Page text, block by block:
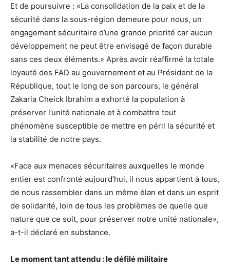
Et de poursuivre : «La consolidation de la paix et de la
sécurité dans la sous-région demeure pour nous, un
engagement sécuritaire d’une grande priorité car aucun
développement ne peut être envisagé de façon durable
sans ces deux éléments.» Après avoir réaffirmé la totale
loyauté des FAD au gouvernement et au Président de la
République, tout le long de son parcours, le général
Zakaria Cheick Ibrahim a exhorté la population à
préserver l’unité nationale et à combattre tout
phénomène susceptible de mettre en péril la sécurité et
la stabilité de notre pays.
«Face aux menaces sécuritaires auxquelles le monde
entier est confronté aujourd’hui, il nous appartient à tous,
de nous rassembler dans un même élan et dans un esprit
de solidarité, loin de tous les problèmes de quelle que
nature que ce soit, pour préserver notre unité nationale»,
a-t-il déclaré en substance.
Le moment tant attendu : le défilé militaire